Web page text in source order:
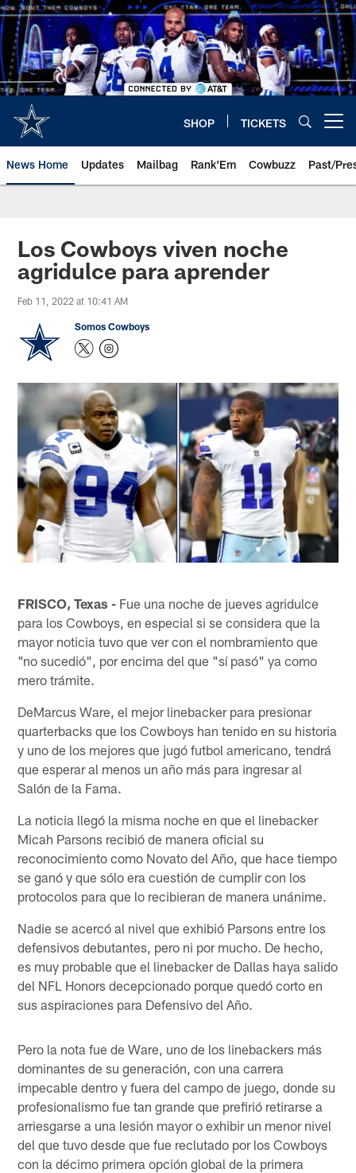
Skip
to
main
content
SHOP TICKETS
News Home Updates Mailbag Rank'Em Cowbuzz Past/
Los Cowboys viven noche
agridulce para aprender
Feb 11, 2022 at 10:41 AM
Somos Cowboys
FRISCO, Texas - Fue una noche de jueves agridulce
para los Cowboys, en especial si se considera que la
mayor noticia tuvo que ver con el nombramiento que
"no sucedió", por encima del que "sí pasó" ya como
mero trámite.
DeMarcus Ware, el mejor linebacker para presionar
quarterbacks que los Cowboys han tenido en su historia
y uno de los mejores que jugó futbol americano, tendrá
que esperar al menos un año más para ingresar al
Salón de la Fama.
La noticia llegó la misma noche en que el linebacker
Micah Parsons recibió de manera oficial su
reconocimiento como Novato del Año, que hace tiempo
se ganó y que sólo era cuestión de cumplir con los
protocolos para que lo recibieran de manera unánime.
Nadie se acercó al nivel que exhibió Parsons entre los
defensivos debutantes, pero ni por mucho. De hecho,
es muy probable que el linebacker de Dallas haya salido
del NFL Honors decepcionado porque quedó corto en
sus aspiraciones para Defensivo del Año.
Pero la nota fue de Ware, uno de los linebackers más
dominantes de su generación, con una carrera
impecable dentro y fuera del campo de juego, donde su
profesionalismo fue tan grande que prefirió retirarse a
arriesgarse a una lesión mayor o exhibir un menor nivel
del que tuvo desde que fue reclutado por los Cowboys
con la décimo primera opción global de la primera